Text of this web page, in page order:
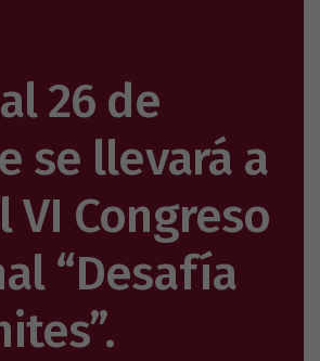
26 de
se llevará a
VI Congreso
“Desafía